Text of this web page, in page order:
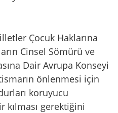
Çocuk Haklarına
Cinsel Sömürü ve
Dair Avrupa Konseyi
önlenmesi için
koruyucu
kılması gerektiğini